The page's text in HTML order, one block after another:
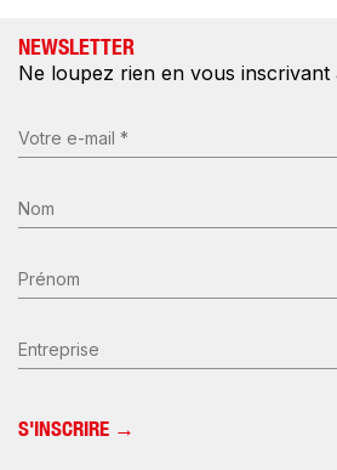
NEWSLETTER
Ne loupez rien en vous
E-
mail
Nom
*
Prénom
Entreprise